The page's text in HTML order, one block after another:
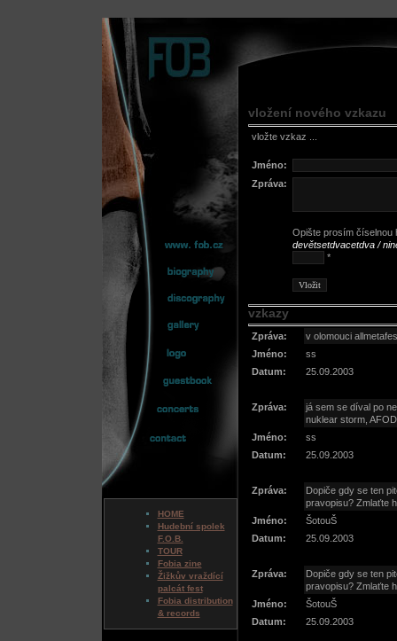
HOME
Hudební spolek
F.O.B.
TOUR
Fobia zine
Žižkův vraždící
palcát fest
Fobia distribution
& records
vložení nového vzkazu
vložte vzkaz ...
Jméno:
Zpráva:
Opište prosím číselnou
devětsetdvacetdva /
*
vzkazy
Zpráva:
v olomouci
Jméno:
ss
Datum:
25.09.2003
Zpráva:
já sem se díval po
nuklear storm,
Jméno:
ss
Datum:
25.09.2003
Zpráva:
Dopiče gdy se ten
pravopisu? Zmlaťte
Jméno:
ŠotouŠ
Datum:
25.09.2003
Zpráva:
Dopiče gdy se ten
pravopisu? Zmlaťte
Jméno:
ŠotouŠ
Datum:
25.09.2003